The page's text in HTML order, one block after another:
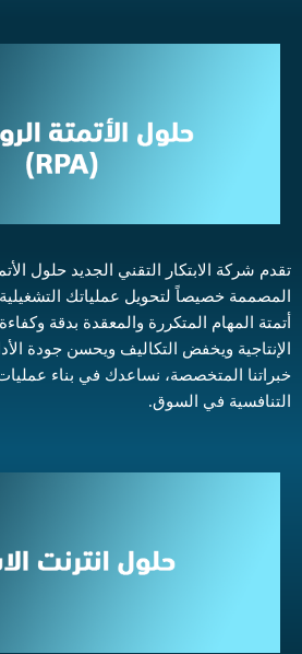
تقدم شركة الابتكار التقني الجديد حلول
المصممة خصيصاً لتحويل عملياتك
أتمتة المهام المتكررة والمعقدة بدقة
الإنتاجية ويخفض التكاليف ويحسن جودة
خبراتنا المتخصصة، نساعدك في بناء
التنافسية في السوق.